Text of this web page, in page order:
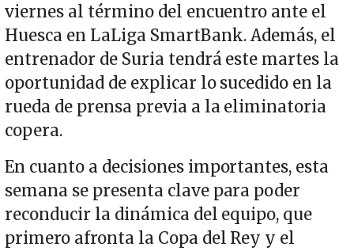
viernes al término del encuentro ante el
Huesca en LaLiga SmartBank. Además, el
entrenador de Suria tendrá este martes la
oportunidad de explicar lo sucedido en la
rueda de prensa previa a la eliminatoria
copera.
En cuanto a decisiones importantes, esta
semana se presenta clave para poder
reconducir la dinámica del equipo, que
primero afronta la Copa del Rey y el